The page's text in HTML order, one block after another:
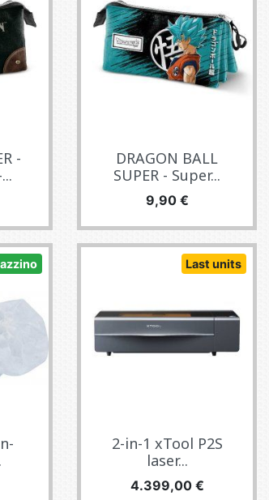
-
DRAGON BALL
SUPER - Super...
Prezzo
9,90 €
Last units
2-in-1 xTool P2S
laser...
Prezzo
4.399,00 €